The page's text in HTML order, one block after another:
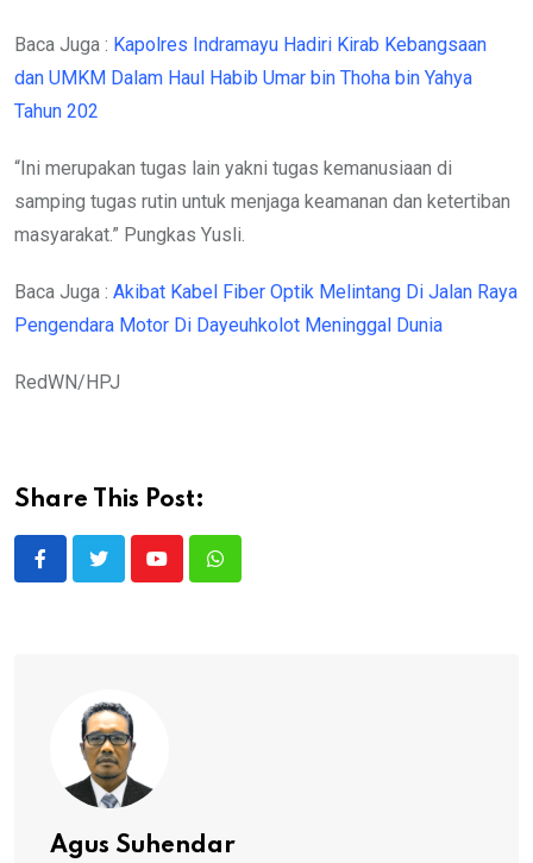
Baca Juga : Kapolres Indramayu Hadiri Kirab Kebangsaan
dan UMKM Dalam Haul Habib Umar bin Thoha bin Yahya
Tahun 202
“Ini merupakan tugas lain yakni tugas kemanusiaan di
samping tugas rutin untuk menjaga keamanan dan ketertiban
masyarakat.” Pungkas Yusli.
Baca Juga : Akibat Kabel Fiber Optik Melintang Di Jalan Raya
Pengendara Motor Di Dayeuhkolot Meninggal Dunia
RedWN/HPJ
Share This Post:
YoutubeWhatsapp
Agus Suhendar